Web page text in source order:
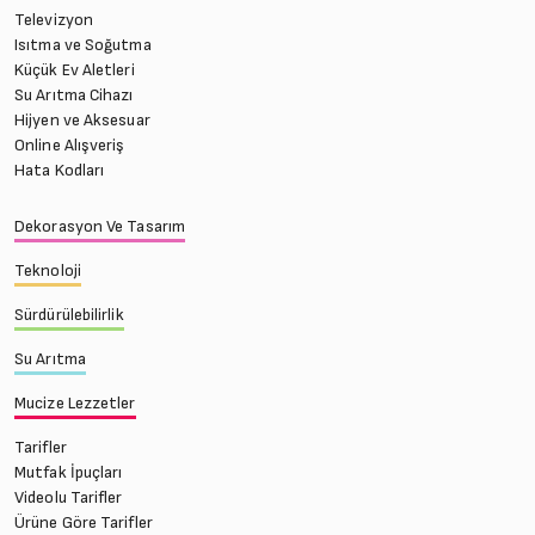
Televizyon
Isıtma ve Soğutma
Küçük Ev Aletleri
Su Arıtma Cihazı
Hijyen ve Aksesuar
Online Alışveriş
Hata Kodları
Dekorasyon Ve Tasarım
Teknoloji
Sürdürülebilirlik
Su Arıtma
Mucize Lezzetler
Tarifler
Mutfak İpuçları
Videolu Tarifler
Ürüne Göre Tarifler